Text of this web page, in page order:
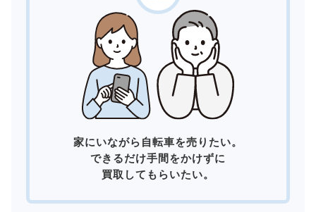
家にいながら自転車を売りたい。
できるだけ手間をかけずに
買取してもらいたい。